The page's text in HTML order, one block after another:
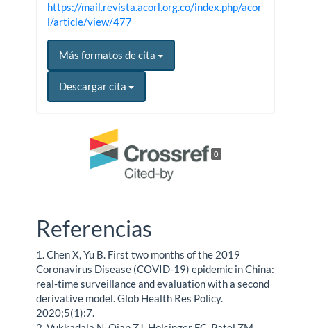
https://mail.revista.acorl.org.co/index.php/acor
l/article/view/477
Más formatos de cita
Descargar cita
0
Referencias
1. Chen X, Yu B. First two months of the 2019
Coronavirus Disease (COVID-19) epidemic in China:
real-time surveillance and evaluation with a second
derivative model. Glob Health Res Policy.
2020;5(1):7.